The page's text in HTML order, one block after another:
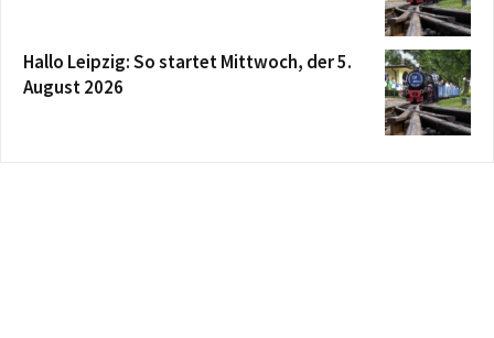
Hallo Leipzig: So startet Mittwoch, der 5.
August 2026